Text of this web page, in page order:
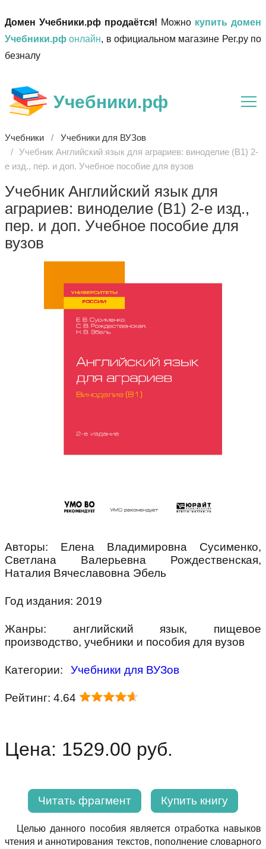
Домен Учебники.рф продаётся! Можно купить домен
Учебники.рф онлайн, в официальном магазине Рег.ру по
безналу
Учебники.рф
Учебники
Учебники для ВУЗов
Учебник Английский язык для аграриев: виноделие (B1) 2-
е изд., пер. и доп. Учебное пособие для вузов
Учебник Английский язык для
аграриев: виноделие (B1) 2-е изд.,
пер. и доп. Учебное пособие для
вузов
Авторы: Елена Владимировна Сусименко,
Светлана Валерьевна Рождественская,
Наталия Вячеславовна Эбель
Год издания: 2019
Жанры: английский язык, пищевое
производство, учебники и пособия для вузов
Категории: Учебники для ВУЗов
Рейтинг: 4.64
Цена: 1529.00 руб.
Читать фрагмент Купить книгу
Целью данного пособия является отработка навыков
чтения и аннотирования текстов, пополнение словарного